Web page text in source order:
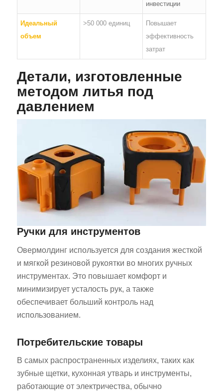
инвестиции
Идеальный
объем
>50 000 единиц
Повышает
эффективность
затрат
Детали, изготовленные
методом литья под
давлением
Ручки для инструментов
Овермолдинг используется для создания жесткой
и мягкой резиновой рукоятки во многих ручных
инструментах. Это повышает комфорт и
минимизирует усталость рук, а также
обеспечивает больший контроль над
использованием.
Потребительские товары
В самых распространенных изделиях, таких как
зубные щетки, кухонная утварь и инструменты,
работающие от электричества, обычно